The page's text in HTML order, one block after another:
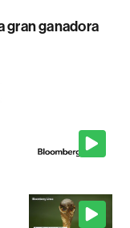
gran ganadora